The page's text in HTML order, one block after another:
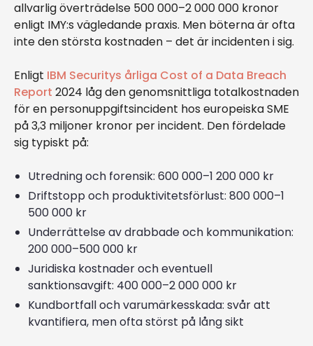
allvarlig överträdelse 500 000–2 000 000 kronor
enligt IMY:s vägledande praxis. Men böterna är ofta
inte den största kostnaden – det är incidenten i sig.
Enligt IBM Securitys årliga Cost of a Data Breach
Report 2024 låg den genomsnittliga totalkostnaden
för en personuppgiftsincident hos europeiska SME
på 3,3 miljoner kronor per incident. Den fördelade
sig typiskt på:
Utredning och forensik: 600 000–1 200 000 kr
Driftstopp och produktivitetsförlust: 800 000–1
500 000 kr
Underrättelse av drabbade och kommunikation:
200 000–500 000 kr
Juridiska kostnader och eventuell
sanktionsavgift: 400 000–2 000 000 kr
Kundbortfall och varumärkesskada: svår att
kvantifiera, men ofta störst på lång sikt